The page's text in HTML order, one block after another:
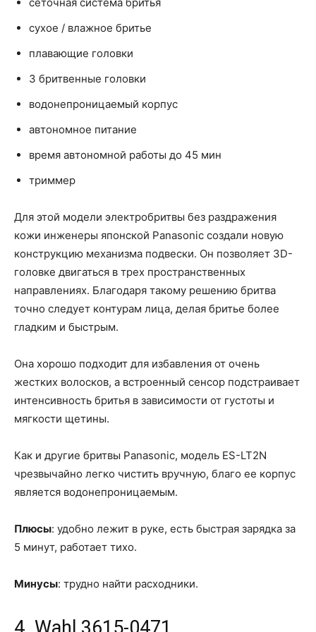
сухое / влажное бритье
плавающие головки
3 бритвенные головки
водонепроницаемый корпус
автономное питание
время автономной работы до 45 мин
триммер
Для этой модели электробритвы без раздражения
кожи инженеры японской Panasonic создали новую
конструкцию механизма подвески. Он позволяет 3D-
головке двигаться в трех пространственных
направлениях. Благодаря такому решению бритва
точно следует контурам лица, делая бритье более
гладким и быстрым.
Она хорошо подходит для избавления от очень
жестких волосков, а встроенный сенсор подстраивает
интенсивность бритья в зависимости от густоты и
мягкости щетины.
Как и другие бритвы Panasonic, модель ES-LT2N
чрезвычайно легко чистить вручную, благо ее корпус
является водонепроницаемым.
Плюсы: удобно лежит в руке, есть быстрая зарядка за
5 минут, работает тихо.
Минусы: трудно найти расходники.